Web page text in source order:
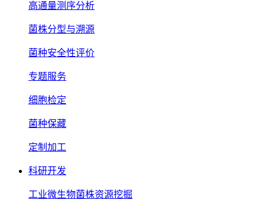
高通量测序分析
菌株分型与溯源
菌种安全性评价
专题服务
细胞检定
菌种保藏
定制加工
科研开发
工业微生物菌株资源挖掘